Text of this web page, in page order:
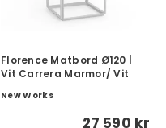
Florence Matbord Ø120 |
Vit Carrera Marmor/ Vit
New Works
27 590 kr